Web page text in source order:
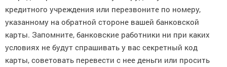
кредитного учреждения или перезвоните по номеру,
указанному на обратной стороне вашей банковской
карты. Запомните, банковские работники ни при каких
условиях не будут спрашивать у вас секретный код
карты, советовать перевести с нее деньги или просить